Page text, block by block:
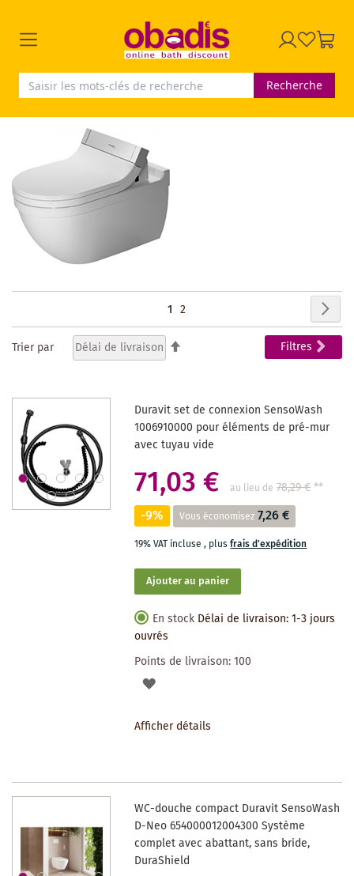
Recherche
Page
Vous
page
1 Page
2
Trier par Filtres
Duravit set de connexion SensoWash
1006910000 pour éléments de pré-mur
avec tuyau vide
71,03 € au lieu de 78,29 €**
-9% Vous économisez 7,26 €
19% VAT incluse, plusfrais d'expédition
Ajouter au panier
En stock Délai de livraison: 1-3 jours
ouvrés
Points de livraison:100
AJOUTER
SOUHAITS
Afficher détails
WC-douche compact Duravit SensoWash
D-Neo 654000012004300 Système
complet avec abattant, sans bride,
DuraShield